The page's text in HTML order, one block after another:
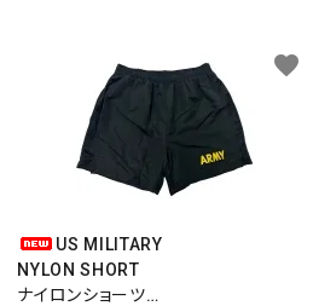
US MILITARY
NYLON SHORT
ナイロンショーツ
favorite